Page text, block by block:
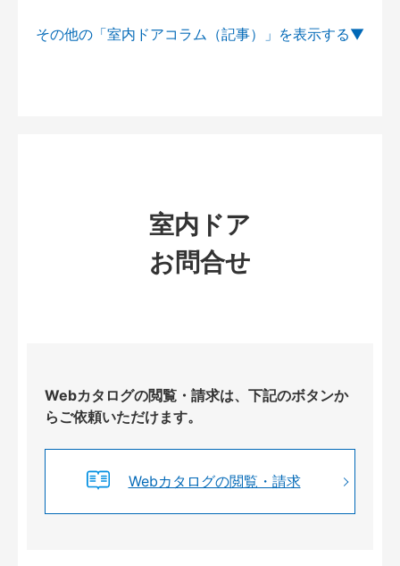
その他の「室内ドアコラム（記事）」を
室内ドア
お問合せ
Webカタログの閲覧・請求は、下記のボタンか
らご依頼いただけます。
Webカタログの閲覧・請求